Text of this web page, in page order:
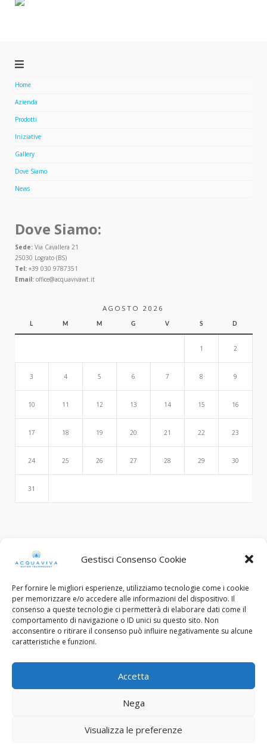
Gestisci Consenso Cookie
Per fornire le migliori esperienze, utilizziamo tecnologie come i cookie
per memorizzare e/o accedere alle informazioni del dispositivo. Il
consenso a queste tecnologie ci permetterà di elaborare dati come il
comportamento di navigazione o ID unici su questo sito. Non
acconsentire o ritirare il consenso può influire negativamente su alcune
caratteristiche e funzioni.
Accetta
Nega
Visualizza le preferenze
Home
Azienda
Prodotti
Iniziative
Gallery
Dove Siamo
News
Dove Siamo:
Sede:Via Cavallera 21
25030 Lograto (BS)
Tel:+39 030 9787351
Email:office@acquavivawt.it
AGOSTO 2026
L M M G V S D
1 2
3 4 5 6 7 8 9
10 11 12 13 14 15 16
17 18 19 20 21 22 23
24 25 26 27 28 29 30
31
FP Design - Flavio Pellegrini